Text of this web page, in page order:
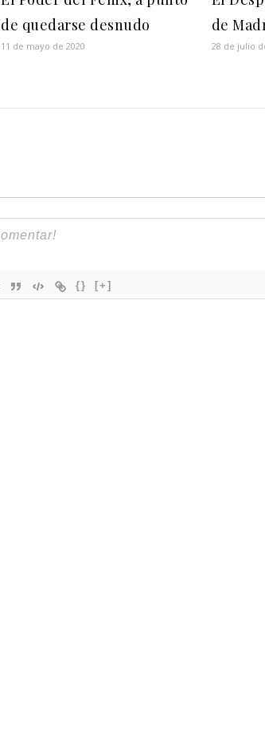
de quedarse desnudo
11 de mayo de 2020
de
28 de julio
{} [+]